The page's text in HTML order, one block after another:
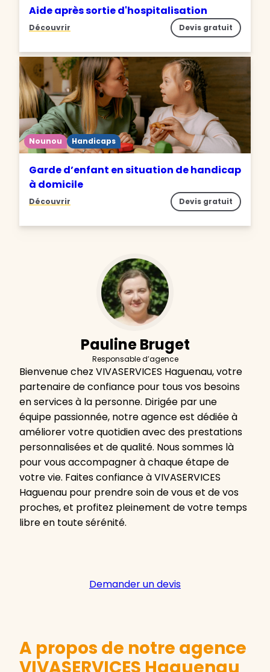
Aide après sortie d'hospitalisation
Découvrir Devis gratuit
Nounou Handicaps
Garde d’enfant en situation de handicap
à domicile
Découvrir Devis gratuit
Pauline Bruget
Responsable d’agence
Bienvenue chez VIVASERVICES Haguenau, votre
partenaire de confiance pour tous vos besoins
en services à la personne. Dirigée par une
équipe passionnée, notre agence est dédiée à
améliorer votre quotidien avec des prestations
personnalisées et de qualité. Nous sommes là
pour vous accompagner à chaque étape de
votre vie. Faites confiance à VIVASERVICES
Haguenau pour prendre soin de vous et de vos
proches, et profitez pleinement de votre temps
libre en toute sérénité.
Demander un devis
A propos de notre agence